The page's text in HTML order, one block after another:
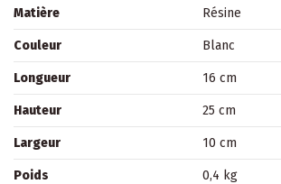
Matière Résine
Couleur Blanc
Longueur 16 cm
Hauteur 25 cm
Largeur 10 cm
Poids 0,4 kg